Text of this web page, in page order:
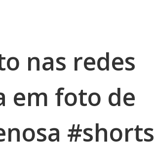
nas redes
em foto de
#shorts